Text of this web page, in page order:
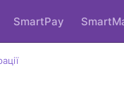
SmartPay